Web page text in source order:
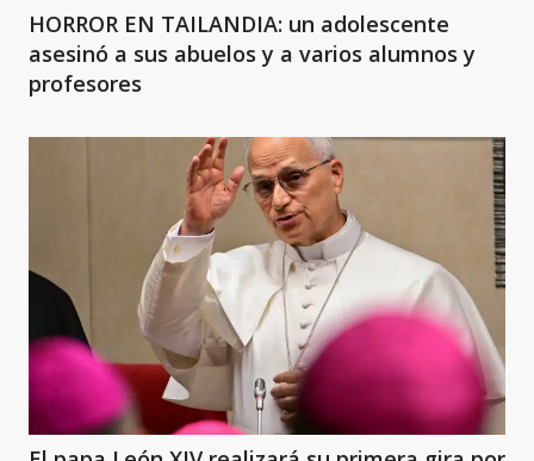
HORROR EN TAILANDIA: un adolescente
asesinó a sus abuelos y a varios alumnos y
profesores